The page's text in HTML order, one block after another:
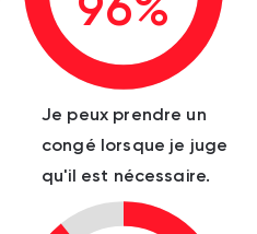
Je peux prendre un
congé lorsque je juge
qu'il est nécessaire.